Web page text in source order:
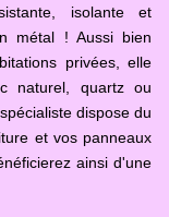
isolante et
métal ! Aussi bien
privées, elle
naturel, quartz ou
dispose du
et vos panneaux
ainsi d'une